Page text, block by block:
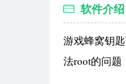
软件介绍
游戏蜂窝钥
法root的问题